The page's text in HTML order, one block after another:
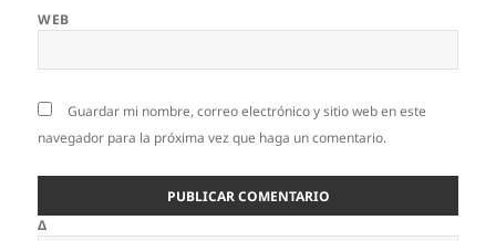
WEB
Guardar mi nombre, correo electrónico y sitio web en este
navegador para la próxima vez que haga un comentario.
Δ